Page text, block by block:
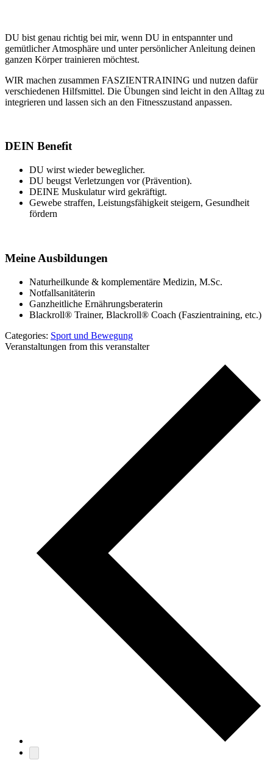
DU bist genau richtig bei mir, wenn DU in entspannter und
gemütlicher Atmosphäre und unter persönlicher Anleitung deinen
ganzen Körper trainieren möchtest.
WIR machen zusammen FASZIENTRAINING und nutzen dafür
verschiedenen Hilfsmittel. Die Übungen sind leicht in den Alltag zu
integrieren und lassen sich an den Fitnesszustand anpassen.
DEIN Benefit
DU wirst wieder beweglicher.
DU beugst Verletzungen vor (Prävention).
DEINE Muskulatur wird gekräftigt.
Gewebe straffen, Leistungsfähigkeit steigern, Gesundheit
fördern
Meine Ausbildungen
Naturheilkunde & komplementäre Medizin, M.Sc.
Notfallsanitäterin
Ganzheitliche Ernährungsberaterin
Blackroll® Trainer, Blackroll® Coach (Faszientraining, etc.)
Categories: Sport und Bewegung
Veranstaltungen from this veranstalter